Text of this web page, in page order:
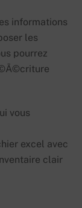
informations
les
pourrez
vous
excel avec
clair